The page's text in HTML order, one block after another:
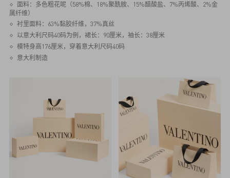
面料：多色粗花呢（58%棉、18%聚酰胺、15%醋酸盐、7%丙烯酸、2%金
属纤维）
衬里面料：63%黏胶纤维，37%真丝
以意大利尺码40码为例，裙长：90厘米，袖长：38厘米
模特身高176厘米，穿着意大利尺码40码
意大利制造